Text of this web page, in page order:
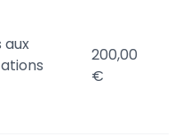
aux
200,00
€